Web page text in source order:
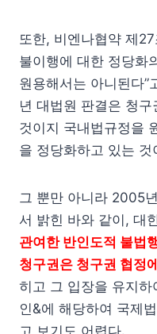
또한, 비엔나협약 제
불이행에 대한 정당화
원용해서는 아니된다
년 대법원 판결은 청
것이지 국내법규정을
을 정당화하고 있는 것
그 뿐만 아니라 2005
서 밝힌 바와 같이, 대
관여한 반인도적 불법
청구권은 청구권 협정
히고 그 입장을 유지
인&에 해당하여 국제
고 보기도 어렵다.